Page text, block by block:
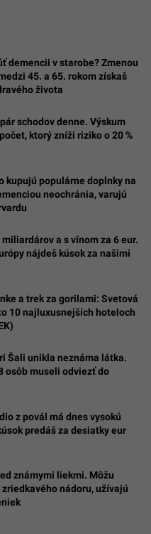
demencii v starobe? Zmenou
45. a 65. rokom získaš
života
schodov denne. Výskum
ktorý zníži riziko o 20 %
kupujú populárne doplnky na
neochránia, varujú
a s vínom za 6 eur.
nájdeš kúsok za našimi
a trek za gorilami: Svetová
10 najluxusnejších hoteloch
Šali unikla neznáma látka.
osôb museli odviezť do
z povál má dnes vysokú
predáš za desiatky eur
známymi liekmi. Môžu
nádoru, užívajú